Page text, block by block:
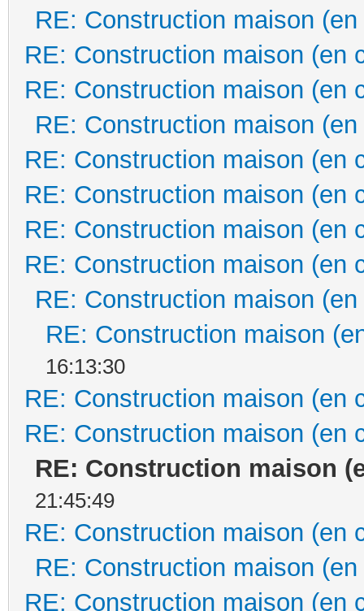
RE: Construction maison
RE: Construction maison (en
RE: Construction maison (en
RE: Construction maison
RE: Construction maison (en
RE: Construction maison (en
RE: Construction maison (en
RE: Construction maison (en
RE: Construction maison
RE: Construction maison
16:13:30
RE: Construction maison (en
RE: Construction maison (en
RE: Construction maison
21:45:49
RE: Construction maison (en
RE: Construction maison
RE: Construction maison (en